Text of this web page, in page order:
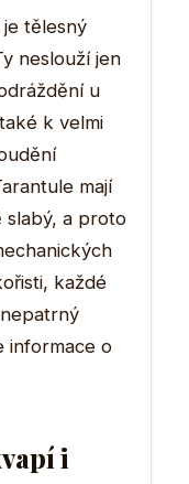
tělesný
neslouží jen
u
k velmi
mají
a proto
každé
informace o
i